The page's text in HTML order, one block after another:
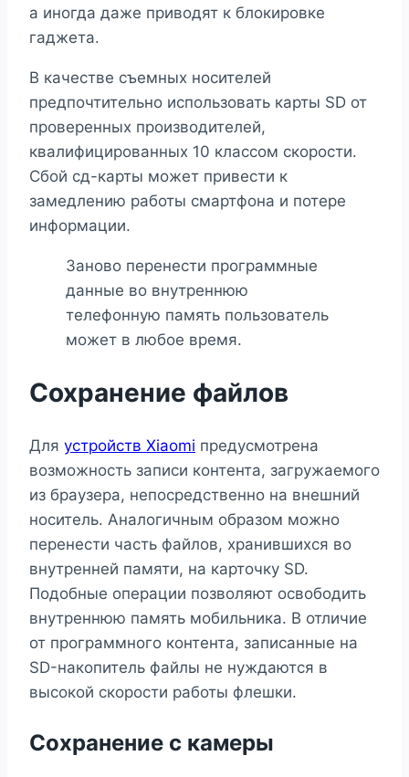
а иногда даже приводят к блокировке
гаджета.
В качестве съемных носителей
предпочтительно использовать карты SD от
проверенных производителей,
квалифицированных 10 классом скорости.
Сбой сд-карты может привести к
замедлению работы смартфона и потере
информации.
Заново перенести программные
данные во внутреннюю
телефонную память пользователь
может в любое время.
Сохранение файлов
Для устройств Xiaomi предусмотрена
возможность записи контента, загружаемого
из браузера, непосредственно на внешний
носитель. Аналогичным образом можно
перенести часть файлов, хранившихся во
внутренней памяти, на карточку SD.
Подобные операции позволяют освободить
внутреннюю память мобильника. В отличие
от программного контента, записанные на
SD-накопитель файлы не нуждаются в
высокой скорости работы флешки.
Сохранение с камеры